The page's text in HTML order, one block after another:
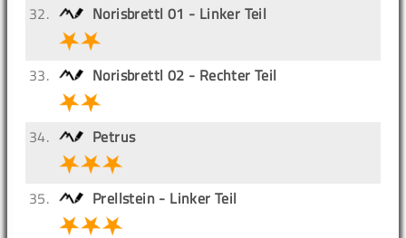
32. Norisbrettl 01 - Linker Teil
33. Norisbrettl 02 - Rechter Teil
34. Petrus
35. Prellstein - Linker Teil